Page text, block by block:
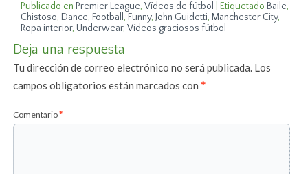
Publicado en Premier League,Vídeos de fútbol Etiquetado Baile,
Chistoso, Dance, Football, Funny,John Guidetti, Manchester City,
Ropa interior, Underwear,Vídeos graciosos fútbol
Deja una respuesta
Tu dirección de correo electrónico no será publicada. Los
campos obligatorios están marcados con*
Comentario*